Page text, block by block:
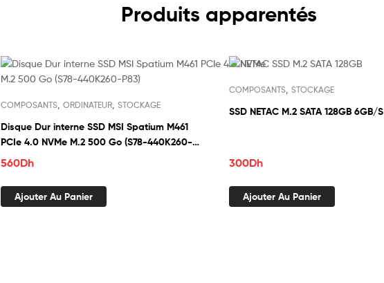
Produits apparentés
COMPOSANTS ORDINATEUR STOCKAGE
Disque Dur interne SSD MSI ‎‎Spatium M461
PCIe 4.0 NVMe M.2 500 Go (S78-440K260-
P83)
560Dh
Ajouter Au Panier
COMPOSANTS STOCKAGE
SSD NETAC M.2 SATA 128GB 6GB/S
300Dh
Ajouter Au Panier